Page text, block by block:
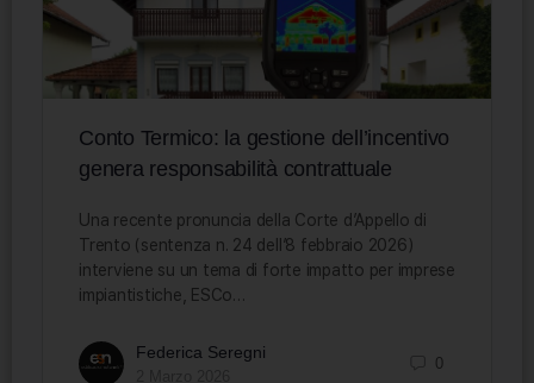
Conto Termico: la gestione dell’incentivo
genera responsabilità contrattuale
Una recente pronuncia della Corte d’Appello di
Trento (sentenza n. 24 dell’8 febbraio 2026)
interviene su un tema di forte impatto per imprese
impiantistiche, ESCo…
Federica Seregni
0